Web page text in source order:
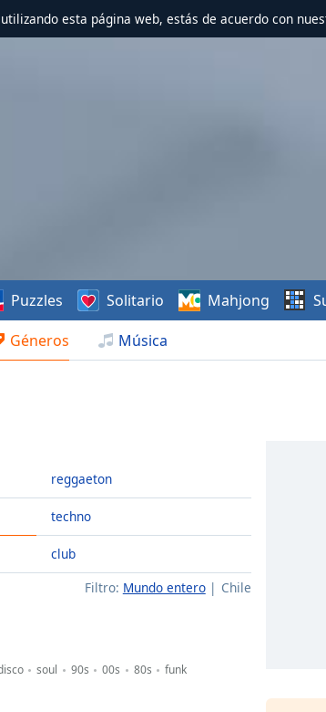
esta página web, estás de acuerdo con
Géneros Música
Puzzles Solitario Mahjong
reggaeton
techno
club
Filtro: Mundo entero Chile
soul 90s 00s 80s
funk